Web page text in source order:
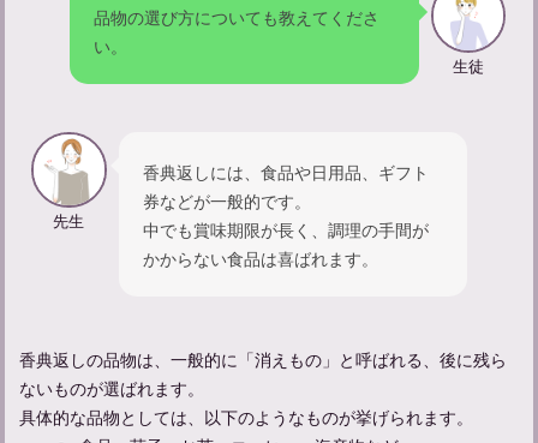
忌中期間中の孫の振る舞いについて：やってはいけないことは
何？
品物の選び方についても教えてくださ
い。
生徒
先生
香典返しには、食品や日用品、ギフト
券などが一般的です。
中でも賞味期限が長く、調理の手間が
かからない食品は喜ばれます。
香典返しの品物は、一般的に「消えもの」と呼ばれる、後に残ら
ないものが選ばれます。
具体的な品物としては、以下のようなものが挙げられます。